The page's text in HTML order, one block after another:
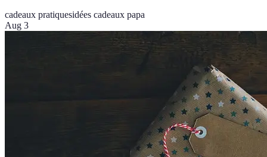
cadeaux pratiquesidées cadeaux papa
Aug 3